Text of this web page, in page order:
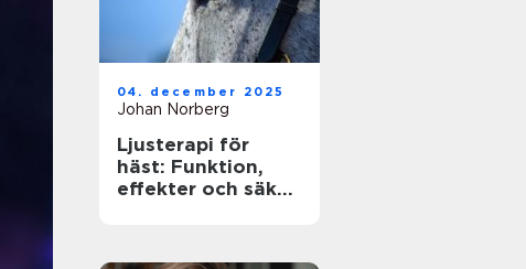
04. december 2025
Johan Norberg
Ljusterapi för
häst: Funktion,
effekter och säker